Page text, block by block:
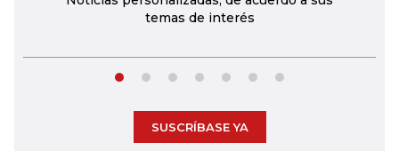
temas de interés
SUSCRÍBASE YA